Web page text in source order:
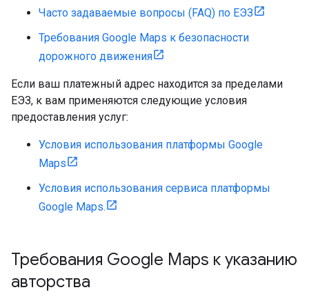
Часто задаваемые вопросы (FAQ) по ЕЭЗ
Требования Google Maps к безопасности
дорожного движения
Если ваш платежный адрес находится за пределами
ЕЭЗ, к вам применяются следующие условия
предоставления услуг:
Условия использования платформы Google
Maps
Условия использования сервиса платформы
Google Maps.
Требования Google Maps к указанию
авторства